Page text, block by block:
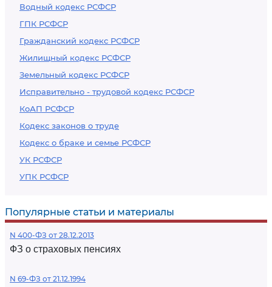
Водный кодекс РСФСР
ГПК РСФСР
Гражданский кодекс РСФСР
Жилищный кодекс РСФСР
Земельный кодекс РСФСР
Исправительно - трудовой кодекс РСФСР
КоАП РСФСР
Кодекс законов о труде
Кодекс о браке и семье РСФСР
УК РСФСР
УПК РСФСР
Популярные статьи и материалы
N 400-ФЗ от 28.12.2013
ФЗ о страховых пенсиях
N 69-ФЗ от 21.12.1994